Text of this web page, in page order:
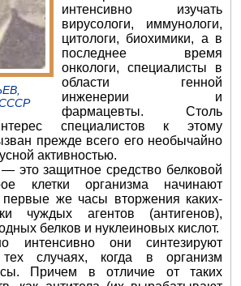
интенсивно изучать
вирусологи, иммунологи,
цитологи, биохимики, а в
последнее время
онкологи, специалисты в
области генной
инженерии и
фармацевты. Столь
специалистов к этому
прежде всего его необычайно
активностью.
это защитное средство белковой
клетки организма начинают
же часы вторжения каких-
чуждых агентов (антигенов),
белков и нуклеиновых кислот.
интенсивно они синтезируют
случаях, когда в организм
Причем в отличие от таких